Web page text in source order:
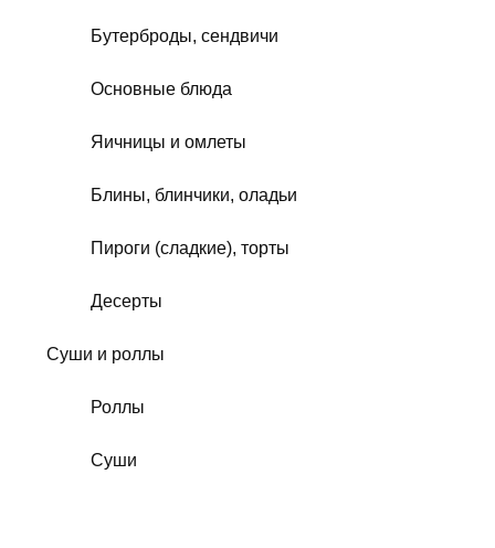
Бутерброды, сендвичи
Основные блюда
Яичницы и омлеты
Блины, блинчики, оладьи
Пироги (сладкие), торты
Десерты
Суши и роллы
Роллы
Суши